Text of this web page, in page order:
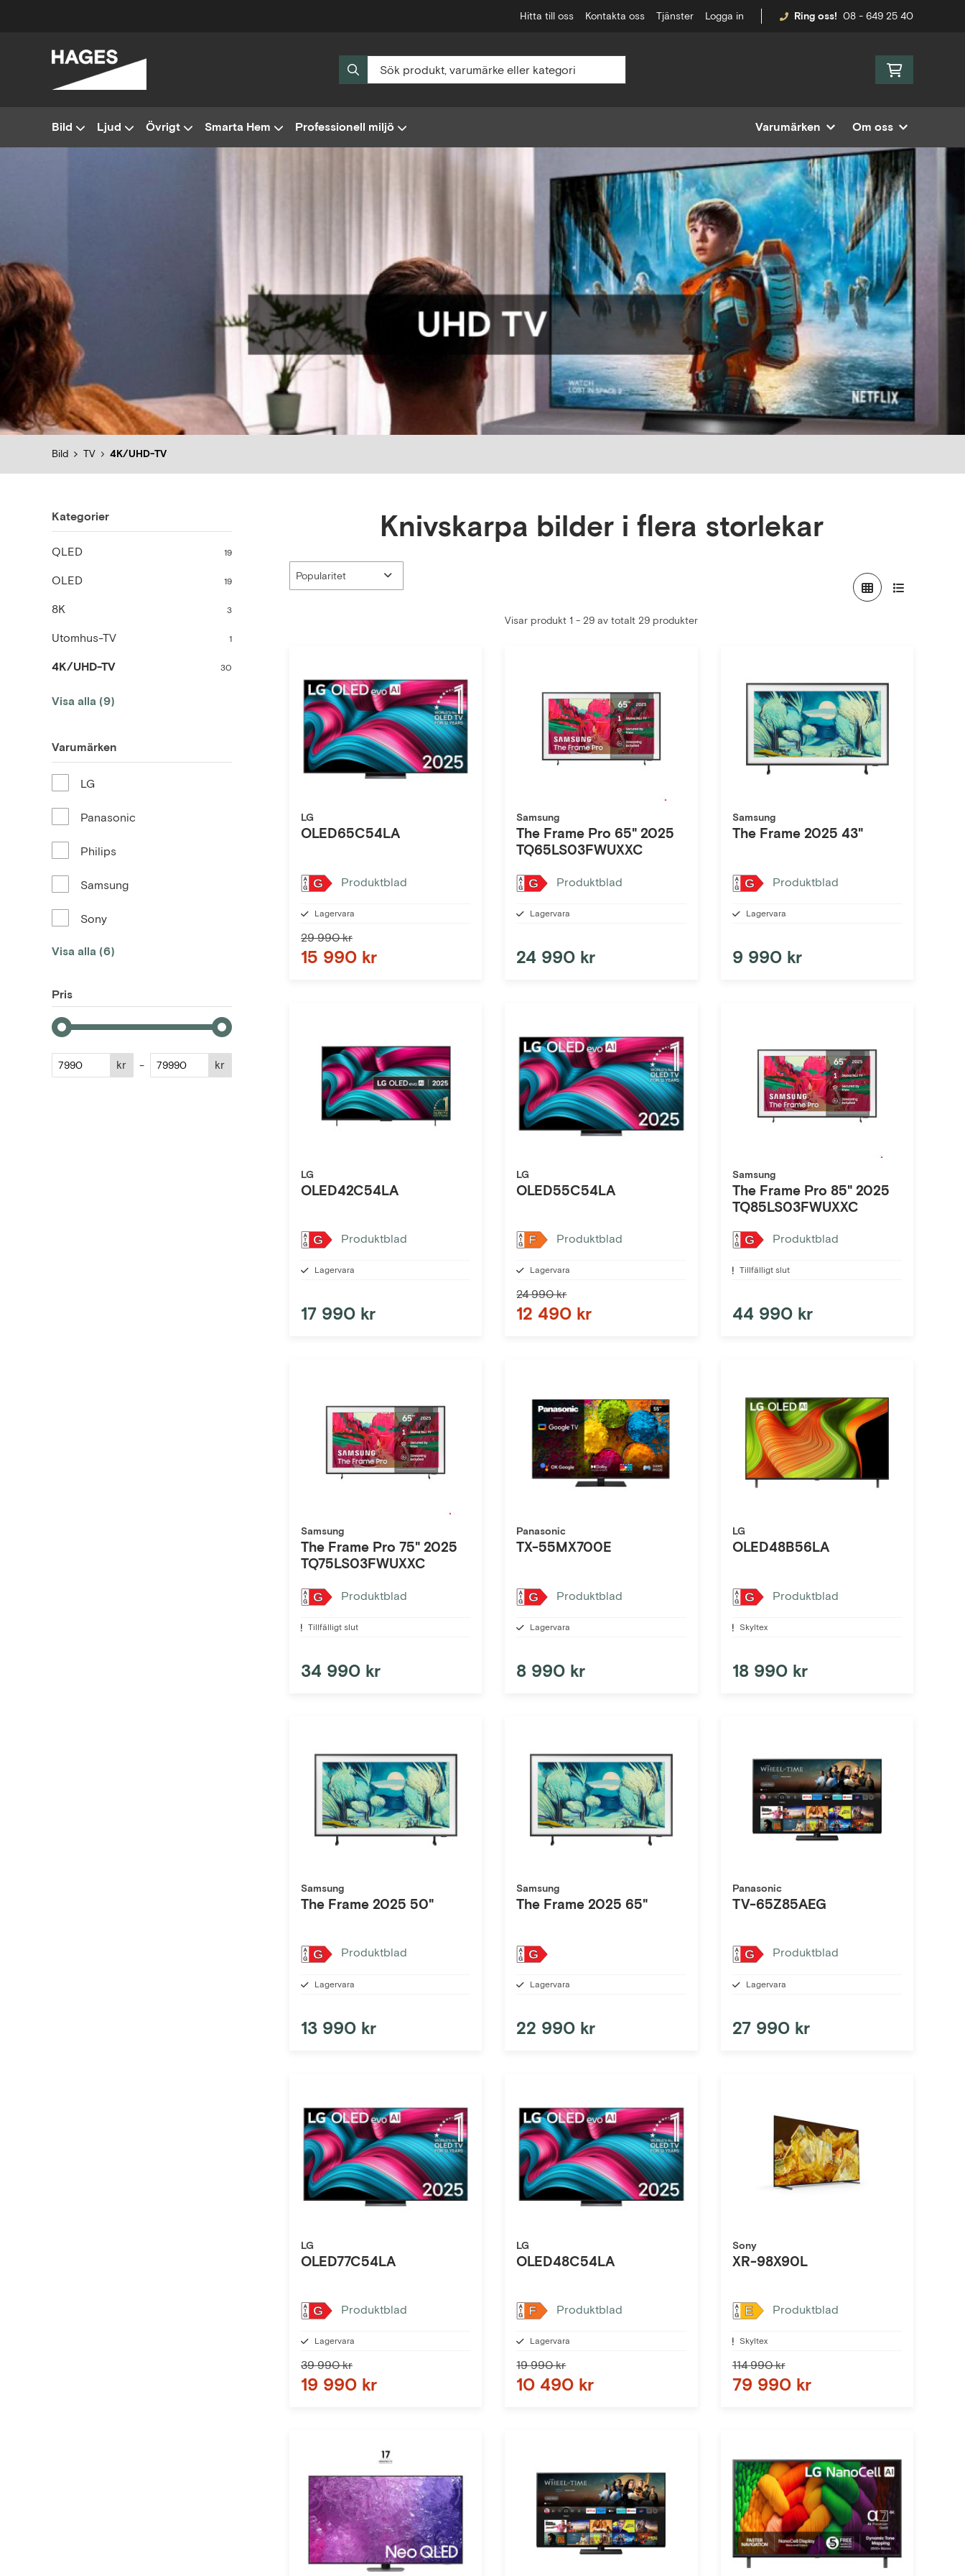
Hitta till oss Kontakta oss Tjänster Logga in Ring oss! 08 - 649 25 40
Bild Ljud Övrigt Smarta Hem Professionell miljö Varumärken Om oss
Bild TV 4K/UHD-TV
Kategorier
QLED 19
OLED 19
8K 3
Utomhus-TV 1
4K/UHD-TV 30
Visa alla (9)
Varumärken
LG
Panasonic
Philips
Samsung
Sony
Visa alla (6)
Pris
kr - kr
Knivskarpa bilder i flera storlekar
Visar produkt 1 - 29 av totalt 29 produkter
LG
OLED65C54LA
G Produktblad
Lagervara
29 990 kr
15 990 kr
Samsung
The Frame Pro 65" 2025
TQ65LS03FWUXXC
G Produktblad
Lagervara
24 990 kr
Samsung
The Frame 2025 43"
G Produktblad
Lagervara
9 990 kr
LG
OLED42C54LA
G Produktblad
Lagervara
17 990 kr
LG
OLED55C54LA
F Produktblad
Lagervara
24 990 kr
12 490 kr
Samsung
The Frame Pro 85" 2025
TQ85LS03FWUXXC
G Produktblad
Tillfälligt slut
44 990 kr
Samsung
The Frame Pro 75" 2025
TQ75LS03FWUXXC
G Produktblad
Tillfälligt slut
34 990 kr
Panasonic
TX-55MX700E
G Produktblad
Lagervara
8 990 kr
LG
OLED48B56LA
G Produktblad
Skyltex
18 990 kr
Samsung
The Frame 2025 50"
G Produktblad
Lagervara
13 990 kr
Samsung
The Frame 2025 65"
G
Lagervara
22 990 kr
Panasonic
TV-65Z85AEG
G Produktblad
Lagervara
27 990 kr
LG
OLED77C54LA
G Produktblad
Lagervara
39 990 kr
19 990 kr
LG
OLED48C54LA
F Produktblad
Lagervara
19 990 kr
10 490 kr
Sony
XR-98X90L
E Produktblad
Skyltex
114 990 kr
79 990 kr